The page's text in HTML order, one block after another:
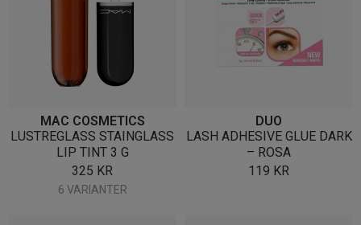
MAC COSMETICS
LUSTREGLASS STAINGLASS
LIP TINT 3 G
325 KR
6 VARIANTER
DUO
LASH ADHESIVE GLUE DARK
– ROSA
119 KR